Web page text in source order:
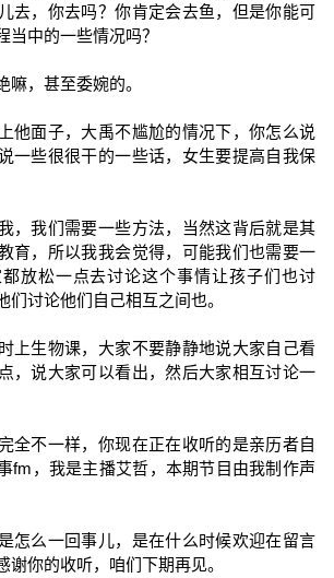
去，你去吗？你肯定会去鱼，但是你能可
当中的一些情况吗？
嘛，甚至委婉的。
他面子，大禹不尴尬的情况下，你怎么说
一些很很干的一些话，女生要提高自我保
，我们需要一些方法，当然这背后就是其
育，所以我我会觉得，可能我们也需要一
放松一点去讨论这个事情让孩子们也讨
们讨论他们自己相互之间也。
上生物课，大家不要静静地说大家自己看
，说大家可以看出，然后大家相互讨论一
全不一样，你现在正在收听的是亲历者自
fm，我是主播艾哲，本期节目由我制作声
怎么一回事儿，是在什么时候欢迎在留言
谢你的收听，咱们下期再见。